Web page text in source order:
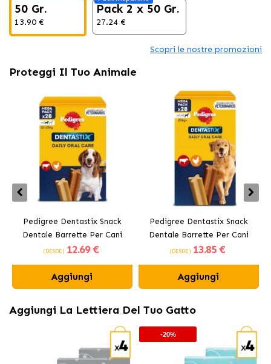
quotidiana.
50 Gr.
13.90 €
Pack 2 x 50 Gr.
27.24 €
Scopri le nostre promozioni
Proteggi Il Tuo Animale
Pedigree Dentastix Snack
Dentale Barrette Per Cani
Medi 10-25 kg
(DESDE) 12.69 €
Aggiungi
Pedigree Dentastix Snack
Dentale Barrette Per Cani
Grandi +25 kg
(DESDE) 13.85 €
Aggiungi
Aggiungi La Lettiera Del Tuo Gatto
-20%